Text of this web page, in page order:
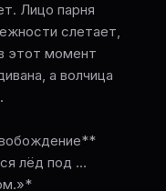
Лицо парня
слетает,
этот момент
а волчица
лёд под …